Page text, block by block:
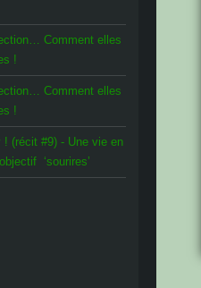
Comment elles
!
Comment elles
!
(récit #9) - Une vie en
‘sourires’